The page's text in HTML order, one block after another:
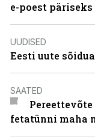
e-poest päriseks
UUDISED
Eesti uute
SAATED
Pereettevõte
fetatünni maha